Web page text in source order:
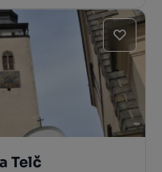
Telč